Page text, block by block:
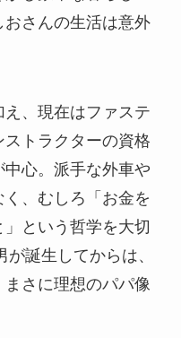
さんの生活は意外
、現在はファステ
ストラクターの資格
心。派手な外車や
、むしろ「お金を
という哲学を大切
誕生してからは、
さに理想のパパ像